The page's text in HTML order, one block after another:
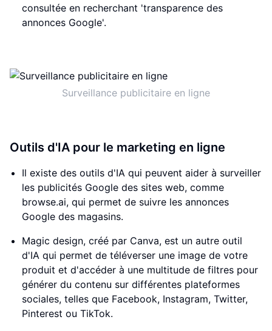
consultée en recherchant 'transparence des
annonces Google'.
Surveillance publicitaire en ligne
Outils d'IA pour le marketing en ligne
Il existe des outils d'IA qui peuvent aider à surveiller
les publicités Google des sites web, comme
browse.ai, qui permet de suivre les annonces
Google des magasins.
Magic design, créé par Canva, est un autre outil
d'IA qui permet de téléverser une image de votre
produit et d'accéder à une multitude de filtres pour
générer du contenu sur différentes plateformes
sociales, telles que Facebook, Instagram, Twitter,
Pinterest ou TikTok.